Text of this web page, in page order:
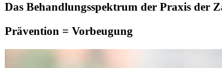
Das Behandlungsspektrum der Praxis der
Prävention = Vorbeugung